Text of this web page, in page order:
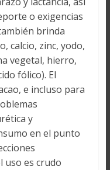
o exigencias
brinda
calcio, zinc, yodo,
vegetal, hierro,
fólico). El
e incluso para
y
en el punto
uso es crudo